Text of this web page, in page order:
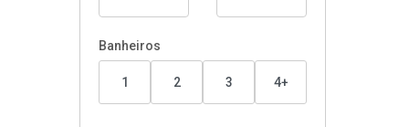
Banheiros
1 2 3 4+